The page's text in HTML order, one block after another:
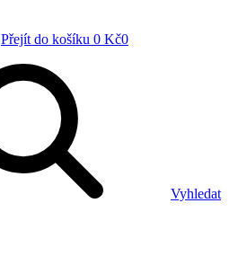
Přejít do košíku 0 Kč0
Vyhledat